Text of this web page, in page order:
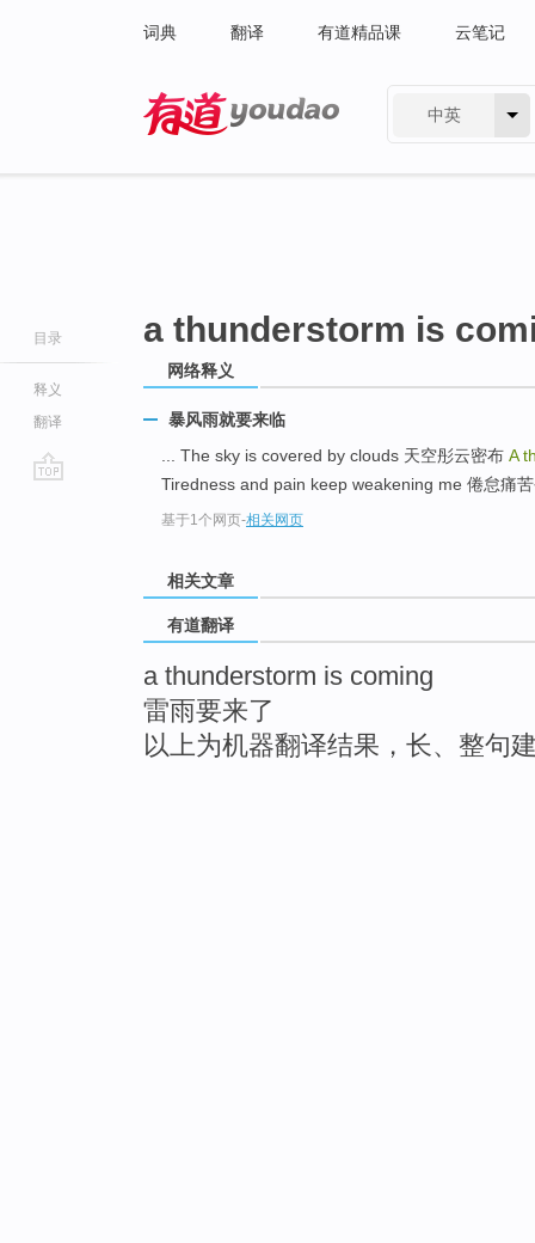
词典 翻译 有道精品课 云笔记
中英
目录
释义
翻译
a thunderstorm is
网络释义
暴风雨就要来临
... The sky is covered by clouds 天空彤云密布 A
Tiredness and pain keep weakening me 倦怠痛
基于1个网页-相关网页
相关文章
有道翻译
a thunderstorm is coming
雷雨要来了
以上为机器翻译结果，长、整句